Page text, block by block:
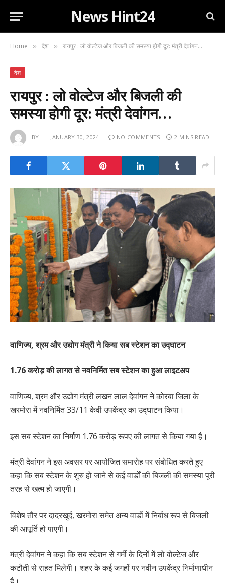
News Hint24
Home » देश » रायपुर : लो वोल्टेज और बिजली की समस्या होगी दूर: मंत्री देवांगन…
देश
रायपुर : लो वोल्टेज और बिजली की
समस्या होगी दूर: मंत्री देवांगन…
BY JANUARY 30, 2024 NO COMMENTS 2 MINS READ
वाणिज्य, श्रम और उद्योग मंत्री ने किया सब स्टेशन का उद्घाटन
1.76 करोड़ की लागत से नवनिर्मित सब स्टेशन का हुआ लाइटअप
वाणिज्य, श्रम और उद्योग मंत्री लखन लाल देवांगन ने कोरबा जिला के
खरमोरा में नवनिर्मित 33/11 केवी उपकेंद्र का उद्घाटन किया।
इस सब स्टेशन का निर्माण 1.76 करोड़ रूपए की लागत से किया गया है।
मंत्री देवांगन ने इस अवसर पर आयोजित समारोह पर संबोधित करते हुए
कहा कि सब स्टेशन के शुरु हो जाने से कई वार्डों की बिजली की समस्या पूरी
तरह से खत्म हो जाएगी।
विशेष तौर पर दादरखुर्द, खरमोरा समेत अन्य वार्डाे में निर्बाध रूप से बिजली
की आपूर्ति हो पाएगी।
मंत्री देवांगन ने कहा कि सब स्टेशन से गर्मी के दिनों में लो वोल्टेज और
कटौती से राहत मिलेगी। शहर के कई जगहों पर नवीन उपकेंद्र निर्माणाधीन